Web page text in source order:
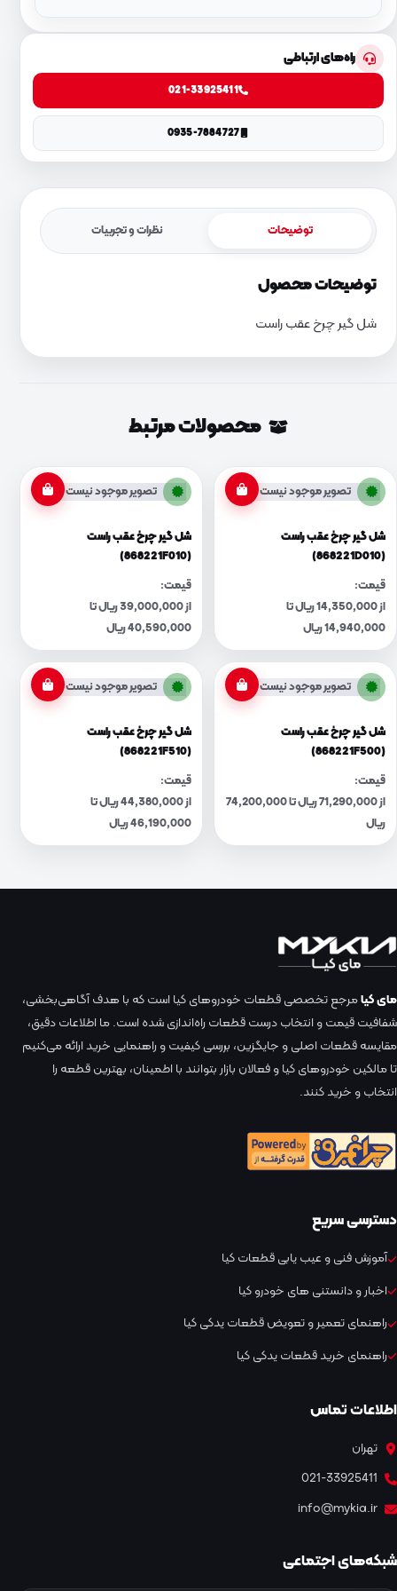
راه‌های ارتباطی
021-33925411
0935-7884727
توضیحات نظرات و تجربیات
توضیحات محصول
شل گیر چرخ عقب راست
محصولات مرتبط
تصویر موجود نیست
شل گیر چرخ عقب راست
(868221D010)
قیمت:
از 14,350,000 ریال تا
14,940,000 ریال
تصویر موجود نیست
شل گیر چرخ عقب راست
(868221F010)
قیمت:
از 39,000,000 ریال تا
40,590,000 ریال
تصویر موجود نیست
شل گیر چرخ عقب راست
(868221F500)
قیمت:
از 71,290,000 ریال تا 74,200,000
ریال
تصویر موجود نیست
شل گیر چرخ عقب راست
(868221F510)
قیمت:
از 44,380,000 ریال تا
46,190,000 ریال
مای کیامرجع تخصصی قطعات خودروهای کیا است که با هدف آگاهی‌بخشی،
شفافیت قیمت و انتخاب درست قطعات راه‌اندازی شده است. ما اطلاعات دقیق،
مقایسه قطعات اصلی و جایگزین، بررسی کیفیت و راهنمایی خرید ارائه می‌کنیم
تا مالکین خودروهای کیا و فعالان بازار بتوانند با اطمینان، بهترین قطعه را
انتخاب و خرید کنند.
دسترسی سریع
آموزش فنی و عیب یابی قطعات کیا
اخبار و دانستنی های خودرو کیا
راهنمای تعمیر و تعویض قطعات یدکی کیا
راهنمای خرید قطعات یدکی کیا
اطلاعات تماس
تهران
021-33925411
info@mykia.ir
شبکه‌های اجتماعی